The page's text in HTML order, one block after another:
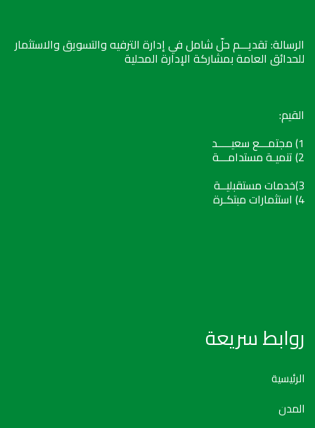
الرسالة: تقديـــم حلّ شامل في إدارة الترفيه والتسويق والاستثمار
للحدائق العامة بمشاركة الإدارة المحلية
القيم:
1) مجتمـــع سعيـــــد
2) تنميـة مستدامـــة
3)خدمات مستقبليــة
4) استثمارات مبتكـرة
روابط سريعة
الرئيسية
المدن